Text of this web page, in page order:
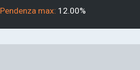
Pendenza max: 12.00%